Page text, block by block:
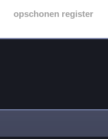
opschonen register